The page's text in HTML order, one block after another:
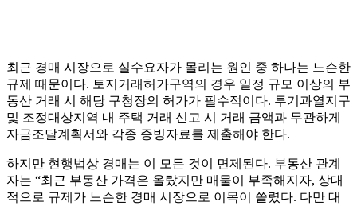
최근 경매 시장으로 실수요자가 몰리는 원인 중 하나는 느슨한
규제 때문이다. 토지거래허가구역의 경우 일정 규모 이상의 부
동산 거래 시 해당 구청장의 허가가 필수적이다. 투기과열지구
및 조정대상지역 내 주택 거래 신고 시 거래 금액과 무관하게
자금조달계획서와 각종 증빙자료를 제출해야 한다.
하지만 현행법상 경매는 이 모든 것이 면제된다. 부동산 관계
자는 “최근 부동산 가격은 올랐지만 매물이 부족해지자, 상대
적으로 규제가 느슨한 경매 시장으로 이목이 쏠렸다. 다만 대